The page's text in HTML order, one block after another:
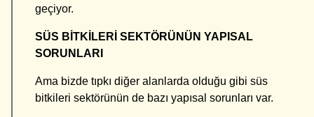
geçiyor.
SÜS BİTKİLERİ SEKTÖRÜNÜN YAPISAL
SORUNLARI
Ama bizde tıpkı diğer alanlarda olduğu gibi süs
bitkileri sektörünün de bazı yapısal sorunları var.